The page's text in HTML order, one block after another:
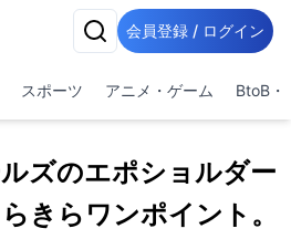
会員登録 / ログイン
スポーツ アニメ・ゲーム BtoB・
ズのエポショルダー
きらワンポイント。